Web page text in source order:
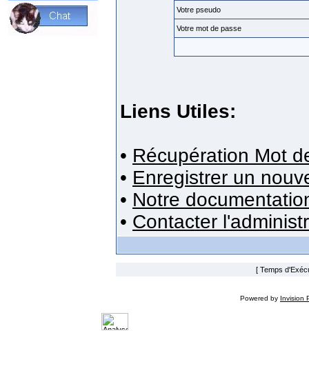
Votre pseudo
Votre mot de passe
Liens Utiles:
• Récupération Mot
• Enregistrer un
• Notre
• Contacter
[ Temps
Powered by Invision